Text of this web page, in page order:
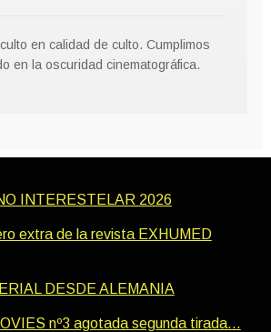
en calidad de culto. Cumplimos
en la oscuridad cinematográfica.
INTERESTELAR 2026
extra de la revista EXHUMED
DESDE ALEMANIA
nº3 agotada segunda tirada…